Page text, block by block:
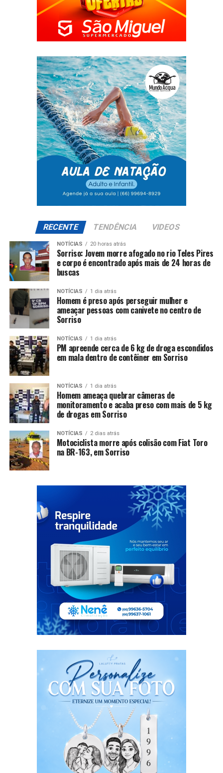
RECENTE TENDÊNCIA VIDEOS
NOTÍCIAS 20 horas atrás
Sorriso: Jovem morre afogado no rio Teles Pires
e corpo é encontrado após mais de 24 horas de
buscas
NOTÍCIAS 1 dia atrás
Homem é preso após perseguir mulher e
ameaçar pessoas com canivete no centro de
Sorriso
NOTÍCIAS 1 dia atrás
PM apreende cerca de 6 kg de droga escondidos
em mala dentro de contêiner em Sorriso
NOTÍCIAS 1 dia atrás
Homem ameaça quebrar câmeras de
monitoramento e acaba preso com mais de 5 kg
de drogas em Sorriso
NOTÍCIAS 2 dias atrás
Motociclista morre após colisão com Fiat Toro
na BR-163, em Sorriso